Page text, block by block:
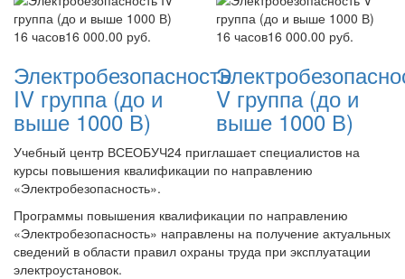
16 часов16 000.00 руб.
Электробезопасность
IV группа (до и
выше 1000 В)
16 часов16 000.00 руб.
V группа (до и
выше 1000 В)
Учебный центр ВСЕОБУЧ24 приглашает специалистов на
курсы повышения квалификации по направлению
«Электробезопасность».
Программы повышения квалификации по направлению
«Электробезопасность» направлены на получение актуальных
сведений в области правил охраны труда при эксплуатации
электроустановок.